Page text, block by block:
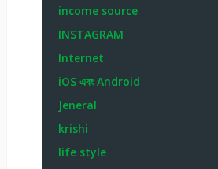
income source
INSTAGRAM
Internet
iOS এবং Android
Jeneral
krishi
life style